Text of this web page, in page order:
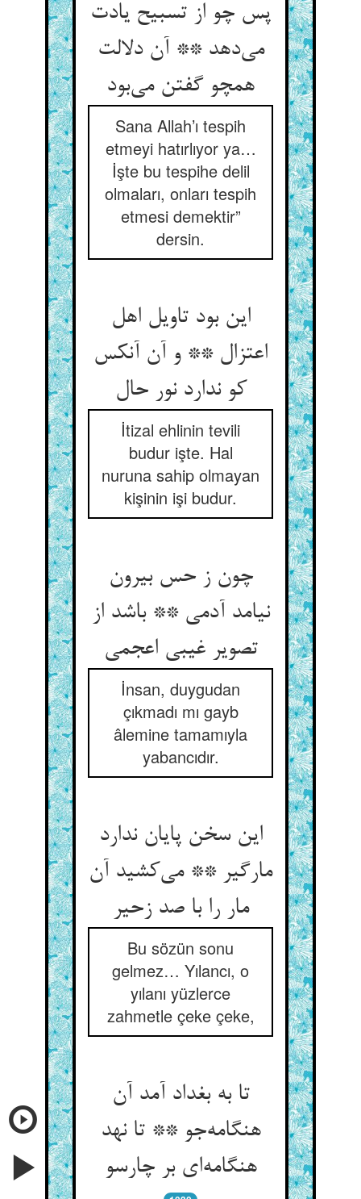
پس چو از تسبیح یادت
می‌دهد ** آن دلالت
همچو گفتن می‌بود
Sana Allah’ı tespih
etmeyi hatırlıyor ya…
İşte bu tespihe delil
olmaları, onları tespih
etmesi demektir”
dersin.
این بود تاویل اهل
اعتزال ** و آن آنکس
کو ندارد نور حال
İtizal ehlinin tevili
budur işte. Hal
nuruna sahip olmayan
kişinin işi budur.
چون ز حس بیرون
نیامد آدمی ** باشد از
تصویر غیبی اعجمی
İnsan, duygudan
çıkmadı mı gayb
âlemine tamamıyla
yabancıdır.
این سخن پایان ندارد
مارگیر ** می‌کشید آن
مار را با صد زحیر
Bu sözün sonu
gelmez… Yılancı, o
yılanı yüzlerce
zahmetle çeke çeke,
تا به بغداد آمد آن
هنگامه‌جو ** تا نهد
هنگامه‌ای بر چارسو